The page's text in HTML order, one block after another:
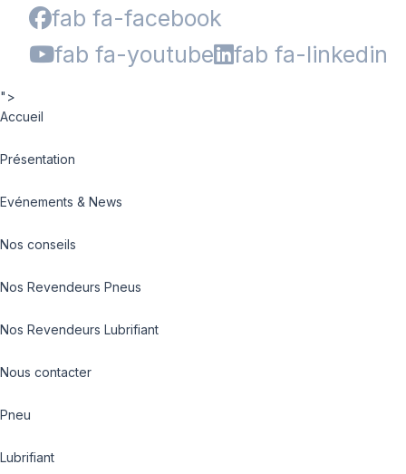
fab fa-facebook
fab fa-youtube
fab fa-linkedin
">
Accueil
Présentation
Evénements & News
Nos conseils
Nos Revendeurs Pneus
Nos Revendeurs Lubrifiant
Nous contacter
Pneu
Lubrifiant